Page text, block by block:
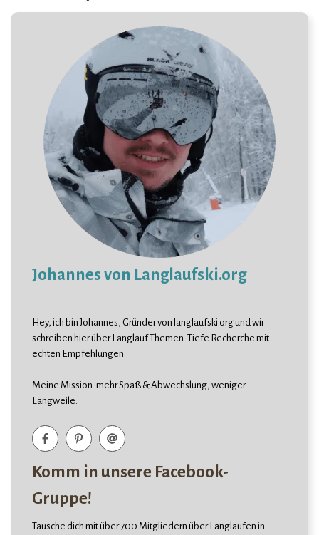
Johannes von Langlaufski.org
Hey, ich bin Johannes, Gründer von langlaufski.org und wir
schreiben hier über Langlauf Themen. Tiefe Recherche mit
echten Empfehlungen.
Meine Mission: mehr Spaß & Abwechslung, weniger
Langweile.
Komm in unsere Facebook-
Gruppe!
Tausche dich mit über 700 Mitgliedern über Langlaufen in